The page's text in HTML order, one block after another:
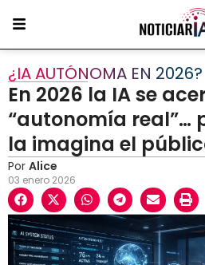
¿IA AUTÓNOMA EN 2026?
En 2026 la IA se
“autonomía real”…
la imagina el
Por Alice
03 enero 2026